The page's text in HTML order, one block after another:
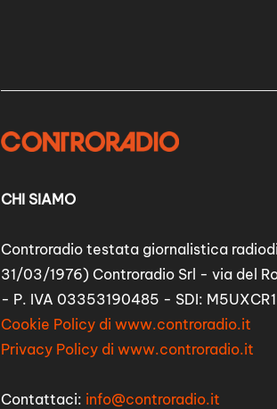
CHI SIAMO
Controradio testata giornalistica
31/03/1976) Controradio Srl - via del
- P. IVA 03353190485 - SDI: M5UXCR1
Cookie Policy di www.controradio.it
Privacy Policy di www.controradio.it
Contattaci: info@controradio.it